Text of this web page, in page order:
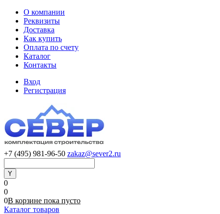
О компании
Реквизиты
Доставка
Как купить
Оплата по счету
Каталог
Контакты
Вход
Регистрация
+7 (495) 981-96-50 zakaz@sever2.ru
0
0
0В корзине пока пусто
Каталог товаров